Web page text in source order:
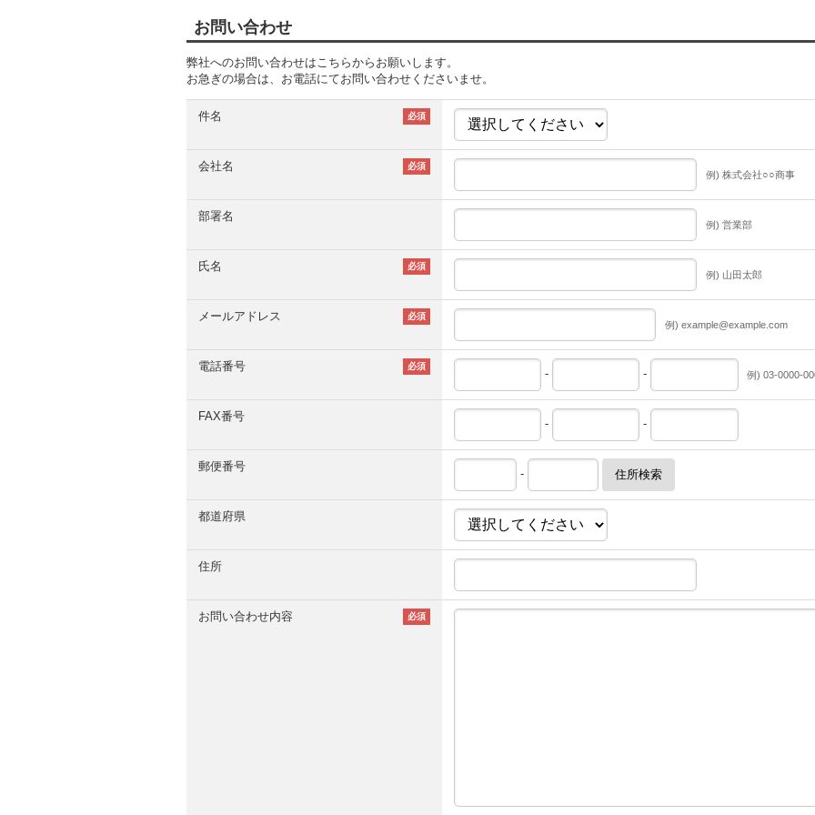
お問い合わせ
弊社へのお問い合わせはこちらからお願いします。
お急ぎの場合は、お電話にてお問い合わせくださいませ。
件名
会社名
例) 株式会社○○商事
部署名
例) 営業部
氏名
例) 山田太郎
メールアドレス
例) example@example.com
電話番号
- - 例) 03-0000-
FAX番号
- -
郵便番号
- 住所検索
都道府県
住所
お問い合わせ内容